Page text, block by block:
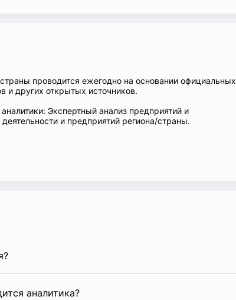
проводится ежегодно на основании официальных
и других открытых источников.
Экспертный анализ предприятий и
и предприятий региона/страны.
аналитика?